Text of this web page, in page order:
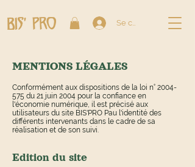
Se connecter
MENTIONS LÉGALES
Conformément aux dispositions de la loi n° 2004-
575 du 21 juin 2004 pour la confiance en
l'économie numérique, il est précisé aux
utilisateurs du site BIS'PRO Pau l'identité des
différents intervenants dans le cadre de sa
réalisation et de son suivi.
Edition du site